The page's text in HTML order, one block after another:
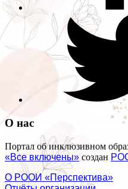
О нас
Портал об инклюзивном
«Все включены» создан
О РООИ «Перспектива»